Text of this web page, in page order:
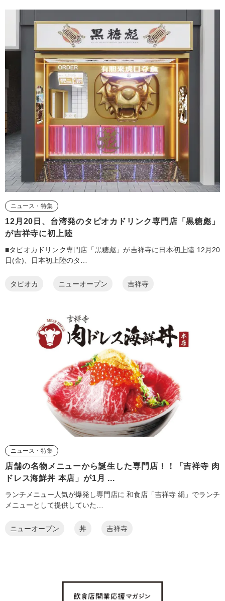
ニュース・特集
12月20日、台湾発のタピオカドリンク専門店「黒糖彪」
が吉祥寺に初上陸
■タピオカドリンク専門店「黒糖彪」が吉祥寺に日本初上陸 12月20
日(金)、日本初上陸のタ…
タピオカ ニューオープン 吉祥寺
ニュース・特集
店舗の名物メニューから誕生した専門店！！「吉祥寺 肉
ドレス海鮮丼 本店」が1月 ...
ランチメニュー人気が爆発し専門店に 和食店「吉祥寺 絹」でランチ
メニューとして提供していた…
ニューオープン 丼 吉祥寺